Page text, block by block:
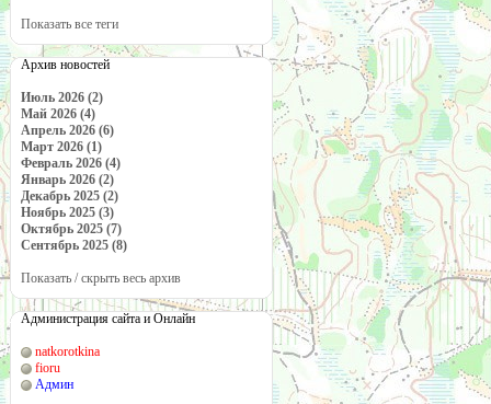
Показать все теги
Архив новостей
Июль 2026 (2)
Май 2026 (4)
Апрель 2026 (6)
Март 2026 (1)
Февраль 2026 (4)
Январь 2026 (2)
Декабрь 2025 (2)
Ноябрь 2025 (3)
Октябрь 2025 (7)
Сентябрь 2025 (8)
Показать / скрыть весь архив
Администрация сайта и Онлайн
natkorotkina
fioru
Админ